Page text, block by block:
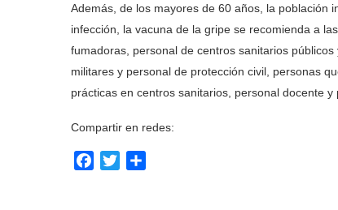
Además, de los mayores de 60 años, la población
infección, la vacuna de la gripe se recomienda a
fumadoras, personal de centros sanitarios
militares y personal de protección civil, personas
prácticas en centros sanitarios, personal docente
Compartir en redes:
Facebook
Twitter